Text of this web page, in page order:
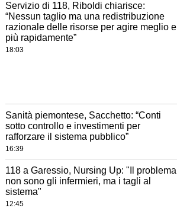
Servizio di 118, Riboldi chiarisce:
“Nessun taglio ma una redistribuzione
razionale delle risorse per agire meglio e
più rapidamente”
18:03
Sanità piemontese, Sacchetto: “Conti
sotto controllo e investimenti per
rafforzare il sistema pubblico”
16:39
118 a Garessio, Nursing Up: "Il problema
non sono gli infermieri, ma i tagli al
sistema"
12:45